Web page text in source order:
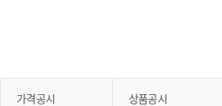
가격공시 상품공시